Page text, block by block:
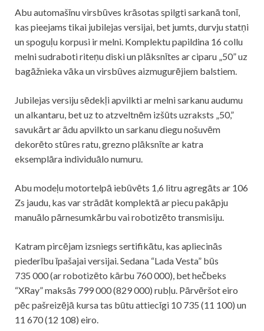
Abu automašīnu virsbūves krāsotas spilgti sarkanā tonī,
kas pieejams tikai jubilejas versijai, bet jumts, durvju statņi
un spoguļu korpusi ir melni. Komplektu papildina 16 collu
melni sudraboti riteņu diski un plāksnītes ar ciparu „50” uz
bagāžnieka vāka un virsbūves aizmugurējiem balstiem.
Jubilejas versiju sēdekļi apvilkti ar melni sarkanu audumu
un alkantaru, bet uz to atzveltnēm izšūts uzraksts „50,”
savukārt ar ādu apvilkto un sarkanu diegu nošuvēm
dekorēto stūres ratu, grezno plāksnīte ar katra
eksemplāra individuālo numuru.
Abu modeļu motortelpā iebūvēts 1,6 litru agregāts ar 106
Zs jaudu, kas var strādāt komplektā ar piecu pakāpju
manuālo pārnesumkārbu vai robotizēto transmisiju.
Katram pircējam izsniegs sertifikātu, kas apliecinās
piederību īpašajai versijai. Sedana “Lada Vesta” būs
735 000 (ar robotizēto kārbu 760 000), bet hečbeks
“XRay” maksās 799 000 (829 000) rubļu. Pārvēršot eiro
pēc pašreizējā kursa tas būtu attiecīgi 10 735 (11 100) un
11 670 (12 108) eiro.